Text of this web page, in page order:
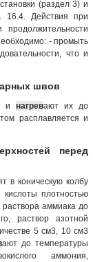
(раздел 3) и
16.4. Действия при
- промыть
что и
швов
и нагревают их до
расплавляется и
перед
в коническую колбу
плотностью
аммиака до
раствор азотной
5 см3, 10 см3
ают до температуры
аммония,